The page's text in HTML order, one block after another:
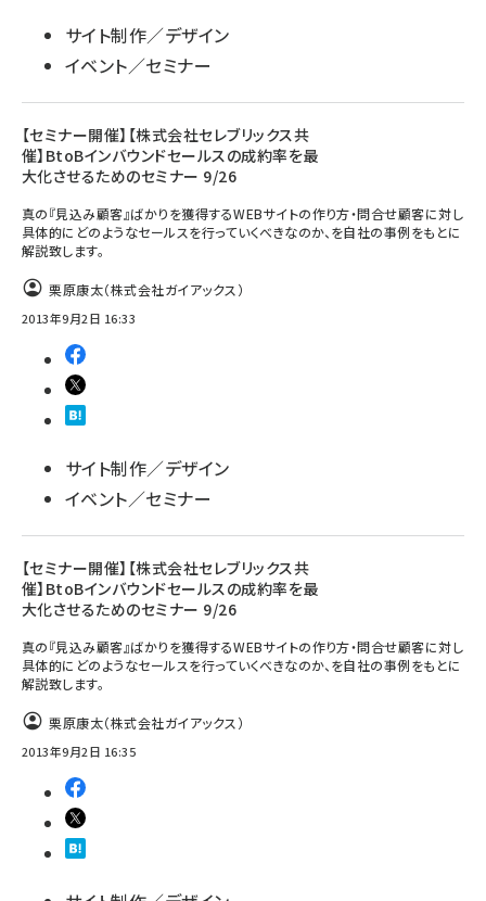
サイト制作／デザイン
イベント／セミナー
【セミナー開催】【株式会社セレブリックス共
催】BtoBインバウンドセールスの成約率を最
大化させるためのセミナー 9/26
真の『見込み顧客』ばかりを獲得するWEBサイトの作り方・問合せ顧客に対し
具体的にどのようなセールスを行っていくべきなのか、を自社の事例をもとに
解説致します。
栗原康太（株式会社ガイアックス）
2013年9月2日 16:33
サイト制作／デザイン
イベント／セミナー
【セミナー開催】【株式会社セレブリックス共
催】BtoBインバウンドセールスの成約率を最
大化させるためのセミナー 9/26
真の『見込み顧客』ばかりを獲得するWEBサイトの作り方・問合せ顧客に対し
具体的にどのようなセールスを行っていくべきなのか、を自社の事例をもとに
解説致します。
栗原康太（株式会社ガイアックス）
2013年9月2日 16:35